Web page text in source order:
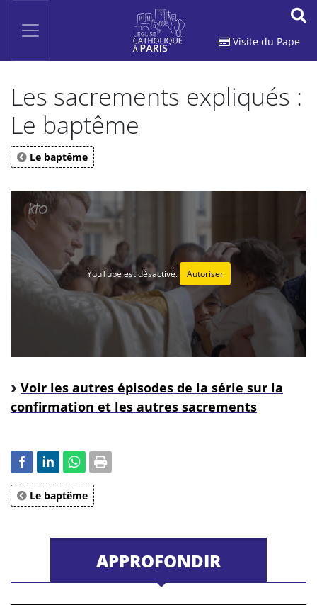
OK
Visite du Pape
Les sacrements expliqués :
Le baptême
Le baptême
YouTube est désactivé. Autoriser
Voir les autres épisodes de la série sur la
confirmation et les autres sacrements
Le baptême
APPROFONDIR
Panneau de gestion des cookies